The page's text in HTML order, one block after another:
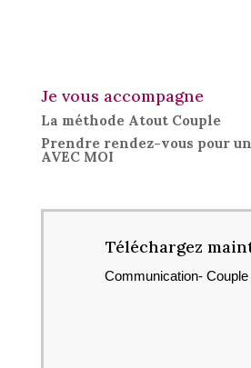
Je vous accompagne
La méthode Atout Couple
Prendre rendez-vous pour
AVEC MOI
Téléchargez
Communication-